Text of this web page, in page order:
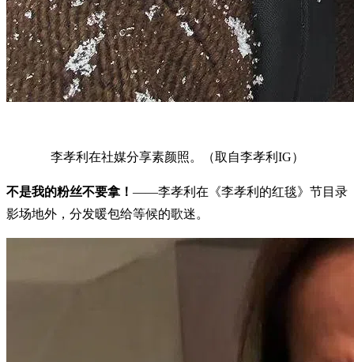
李孝利在社媒分享素颜照。（取自李孝利IG）
不是我的粉丝不要拿！ ——李孝利在《李孝利的红毯》节目录
影场地外，分发暖包给等候的歌迷。